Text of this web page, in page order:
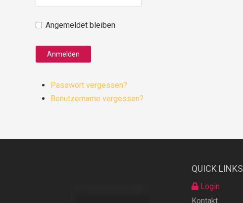
Angemeldet bleiben
Anmelden
Passwort vergessen?
Benutzername vergessen?
QUICK LINKS
Login
Kontakt